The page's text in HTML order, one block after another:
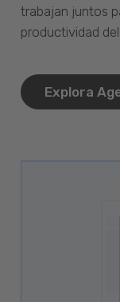
trabajan juntos
productividad
Explora